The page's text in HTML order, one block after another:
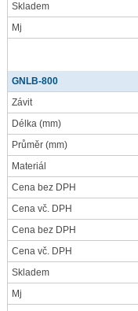
Skladem
Mj
GNLB-800
Závit
Délka (mm)
Průměr (mm)
Materiál
Cena bez DPH
Cena vč. DPH
Cena bez DPH
Cena vč. DPH
Skladem
Mj